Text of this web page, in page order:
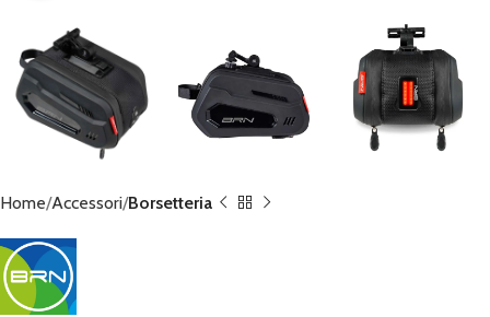
Home Accessori Borsetteria